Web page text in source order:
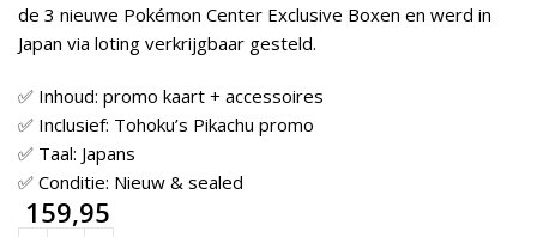
de 3 nieuwe Pokémon Center Exclusive Boxen en werd in
Japan via loting verkrijgbaar gesteld.
✅ Inhoud: promo kaart + accessoires
✅ Inclusief: Tohoku’s Pikachu promo
✅ Taal: Japans
✅ Conditie: Nieuw & sealed
159,95